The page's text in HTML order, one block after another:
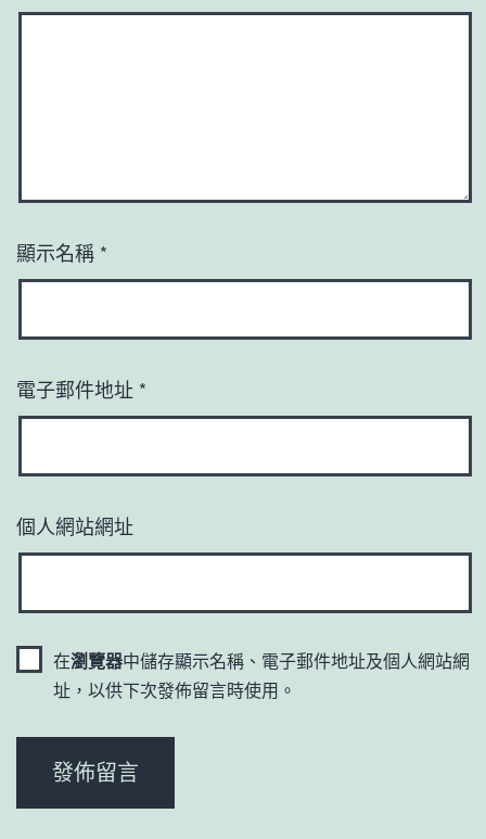
顯示名稱 *
電子郵件地址 *
個人網站網址
在瀏覽器中儲存顯示名稱、電子郵件地址及個人網站網
址，以供下次發佈留言時使用。